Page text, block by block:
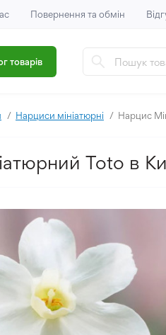
Повернення та обмін
товарів
Нарциси мініатюрні Нарцис
Toto в